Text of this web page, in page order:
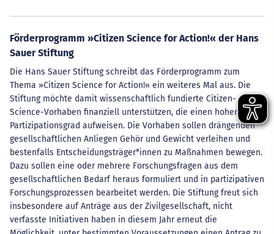
Förderprogramm »Citizen Science for Action!« der Hans
Sauer Stiftung
Die Hans Sauer Stiftung schreibt das Förderprogramm zum
Thema »Citizen Science for Action!« ein weiteres Mal aus. Die
Stiftung möchte damit wissenschaftlich fundierte Citizen-
Science-Vorhaben finanziell unterstützen, die einen hohen
Partizipationsgrad aufweisen. Die Vorhaben sollen drängenden
gesellschaftlichen Anliegen Gehör und Gewicht verleihen und
bestenfalls Entscheidungsträger*innen zu Maßnahmen bewegen.
Dazu sollen eine oder mehrere Forschungsfragen aus dem
gesellschaftlichen Bedarf heraus formuliert und in partizipativen
Forschungsprozessen bearbeitet werden. Die Stiftung freut sich
insbesondere auf Anträge aus der Zivilgesellschaft, nicht
verfasste Initiativen haben in diesem Jahr erneut die